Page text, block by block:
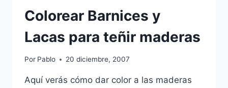
Colorear Barnices y
Lacas para teñir maderas
Por Pablo 20 diciembre, 2007
Aquí verás cómo dar color a las maderas